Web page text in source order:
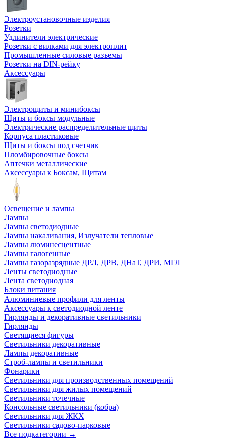
Электроустановочные изделия
Розетки
Удлинители электрические
Розетки с вилками для электроплит
Промышленные силовые разъемы
Розетки на DIN-рейку
Аксессуары
Электрощиты и минибоксы
Щиты и боксы модульные
Электрические распределительные щиты
Корпуса пластиковые
Щиты и боксы под счетчик
Пломбировочные боксы
Аптечки металлические
Аксессуары к Боксам, Щитам
Освещение и лампы
Лампы
Лампы светодиодные
Лампы накаливания, Излучатели тепловые
Лампы люминесцентные
Лампы галогенные
Лампы газоразрядные ДРЛ, ДРВ, ДНаТ, ДРИ, МГЛ
Ленты светодиодные
Лента светодиодная
Блоки питания
Алюминиевые профили для ленты
Аксессуары к светодиодной ленте
Гирлянды и декоративные светильники
Гирлянды
Светящиеся фигуры
Светильники декоративные
Лампы декоративные
Строб-лампы и светильники
Фонарики
Светильники для производственных помещений
Светильники для жилых помещений
Светильники точечные
Консольные светильники (кобра)
Светильники для ЖКХ
Светильники садово-парковые
Все подкатегории →